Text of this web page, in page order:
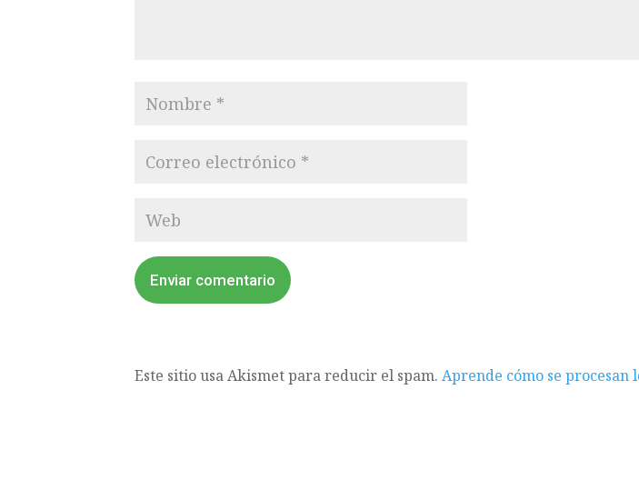
Enviar comentario
Este sitio usa Akismet para reducir el spam. Aprende cómo se procesan